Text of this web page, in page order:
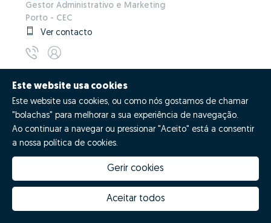
Gestor Administrativo e Marketing
Porto - CEC
Ver contacto
Este website usa cookies
Este website usa cookies, ou como nós gostamos de chamar
"bolachas" para melhorar a sua experiência de navegação.
Ao continuar a navegar ou pressionar "Aceito" está a consentir
a nossa política de cookies.
Gerir cookies
Aceitar todos